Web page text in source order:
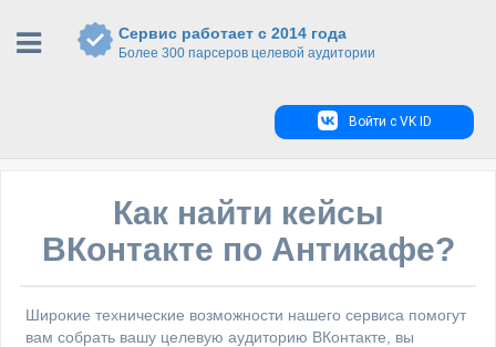
Сервис работает с 2014 года
Более 300 парсеров целевой аудитории
Войти с VK ID
Как найти кейсы
ВКонтакте по Антикафе?
Широкие технические возможности нашего сервиса помогут
вам собрать вашу целевую аудиторию ВКонтакте, вы